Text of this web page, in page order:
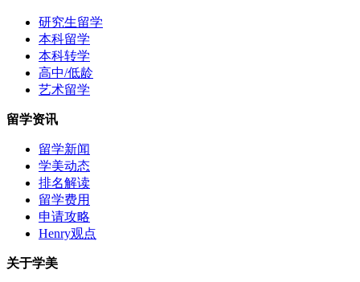
研究生留学
本科留学
本科转学
高中/低龄
艺术留学
留学资讯
留学新闻
学美动态
排名解读
留学费用
申请攻略
Henry观点
关于学美